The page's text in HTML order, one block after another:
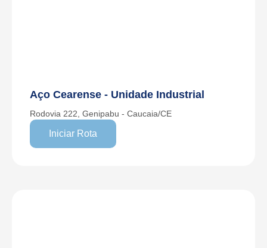
Aço Cearense - Unidade Industrial
Rodovia 222, Genipabu - Caucaia/CE
Iniciar Rota